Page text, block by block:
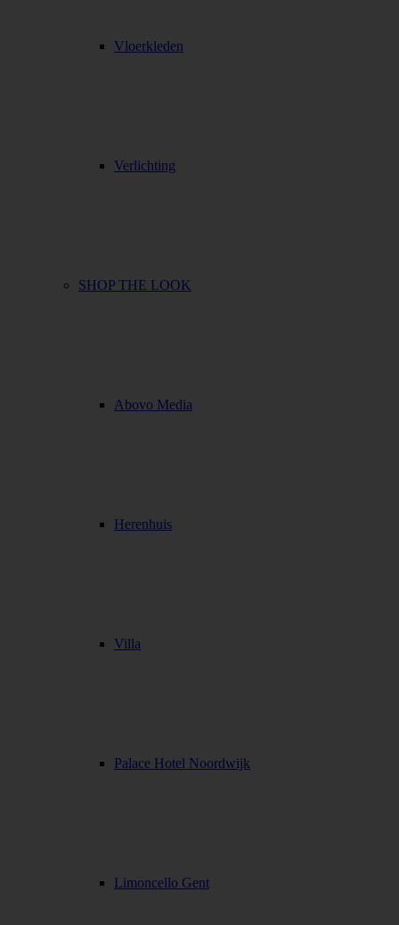
Vloerkleden
Verlichting
SHOP THE LOOK
Abovo Media
Herenhuis
Villa
Palace Hotel Noordwijk
Limoncello Gent